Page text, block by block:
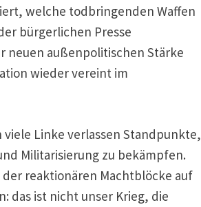
welche todbringenden Waffen
bürgerlichen Presse
neuen außenpolitischen Stärke
wieder vereint im
Linke verlassen Standpunkte,
Militarisierung zu bekämpfen.
der reaktionären Machtblöcke auf
das ist nicht unser Krieg, die